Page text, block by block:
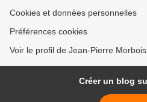
Cookies et données personnelles
Préférences cookies
Voir le profil de Jean-Pierre
Créer un blog